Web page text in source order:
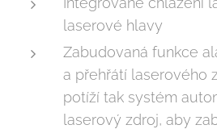
laserové hlavy
Zabudovaná funkce
a přehřátí laserového
potíží tak systém
laserový zdroj, aby